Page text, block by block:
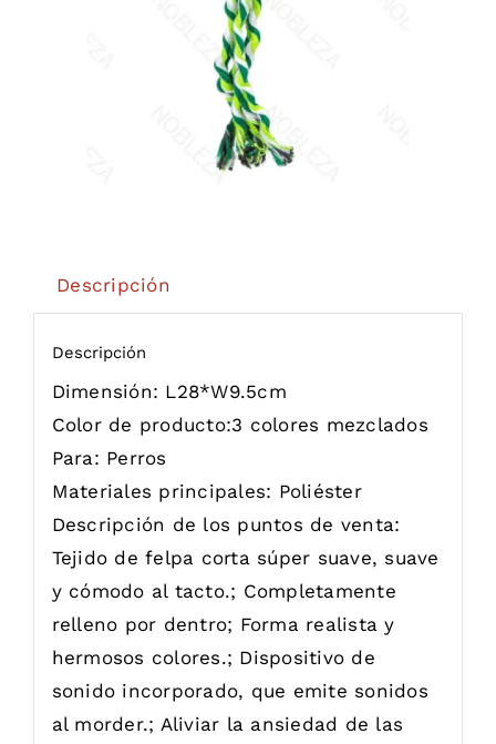
Descripción
Descripción
Dimensión: L28*W9.5cm
Color de producto:3 colores mezclados
Para: Perros
Materiales principales: Poliéster
Descripción de los puntos de venta:
Tejido de felpa corta súper suave, suave
y cómodo al tacto.; Completamente
relleno por dentro; Forma realista y
hermosos colores.; Dispositivo de
sonido incorporado, que emite sonidos
al morder.; Aliviar la ansiedad de las